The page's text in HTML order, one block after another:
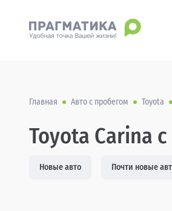
Главная Авто с пробегом Toyota
Toyota Carina
Новые авто Почти новые